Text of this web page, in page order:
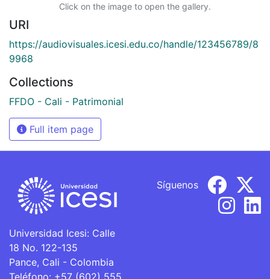
Click on the image to open the gallery.
URI
https://audiovisuales.icesi.edu.co/handle/123456789/8
9968
Collections
FFDO - Cali - Patrimonial
Full item page
Universidad Icesi: Calle
18 No. 122-135
Pance, Cali - Colombia
Teléfono: +57 (602) 555
Síguenos